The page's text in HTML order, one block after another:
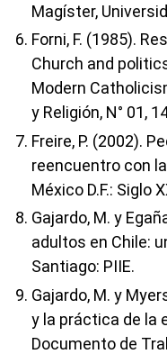
Magíster,
Forni, F. (1985).
Church and
Modern
y Religión, N° 01,
Freire, P. (2002).
reencuentro con
México D.F.: Siglo
Gajardo, M. y
adultos en Chile:
Santiago: PIIE.
Gajardo, M. y
y la práctica de la
Documento de